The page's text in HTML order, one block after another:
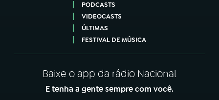
PODCASTS
VIDEOCASTS
ÚLTIMAS
FESTIVAL DE MÚSICA
Baixe o app da rádio Nacional
E tenha a gente sempre com você.